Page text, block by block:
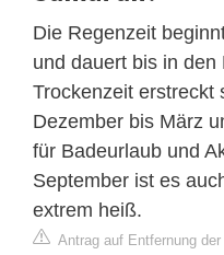
Die Regenzeit
und dauert bis in
Trockenzeit erstreckt
Dezember bis März
für Badeurlaub und
September ist es
extrem heiß.
Antrag auf Entfernung